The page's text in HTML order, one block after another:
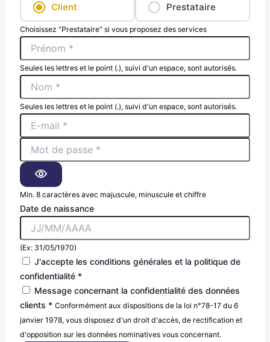
Client Prestataire
Choisissez "Prestataire" si vous proposez des services
Seules les lettres et le point (.), suivi d'un espace, sont autorisés.
Seules les lettres et le point (.), suivi d'un espace, sont autorisés.
Min. 8 caractères avec majuscule, minuscule et chiffre
Date de naissance
(Ex: 31/05/1970)
J'accepte les conditions générales et la politique de
confidentialité *
Message concernant la confidentialité des données
clients * Conformément aux dispositions de la loi n°78-17 du 6
janvier 1978, vous disposez d'un droit d'accès, de rectification et
d'opposition sur les données nominatives vous concernant.